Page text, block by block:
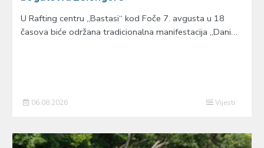
U Rafting centru „Bastasi“ kod Foče 7. avgusta u 18
časova biće održana tradicionalna manifestacija „Dani…
06.08.2026 Vijesti